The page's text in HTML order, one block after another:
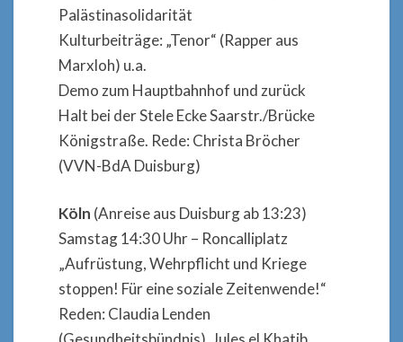
Palästinasolidarität
Kulturbeiträge: „Tenor“ (Rapper aus
Marxloh) u.a.
Demo zum Hauptbahnhof und zurück
Halt bei der Stele Ecke Saarstr./Brücke
Königstraße. Rede: Christa Bröcher
(VVN-BdA Duisburg)
Köln (Anreise aus Duisburg ab 13:23)
Samstag 14:30 Uhr – Roncalliplatz
„Aufrüstung, Wehrpflicht und Kriege
stoppen! Für eine soziale Zeitenwende!“
Reden: Claudia Lenden